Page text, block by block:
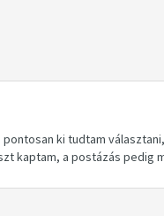
ki tudtam
kaptam, a postázás pedig